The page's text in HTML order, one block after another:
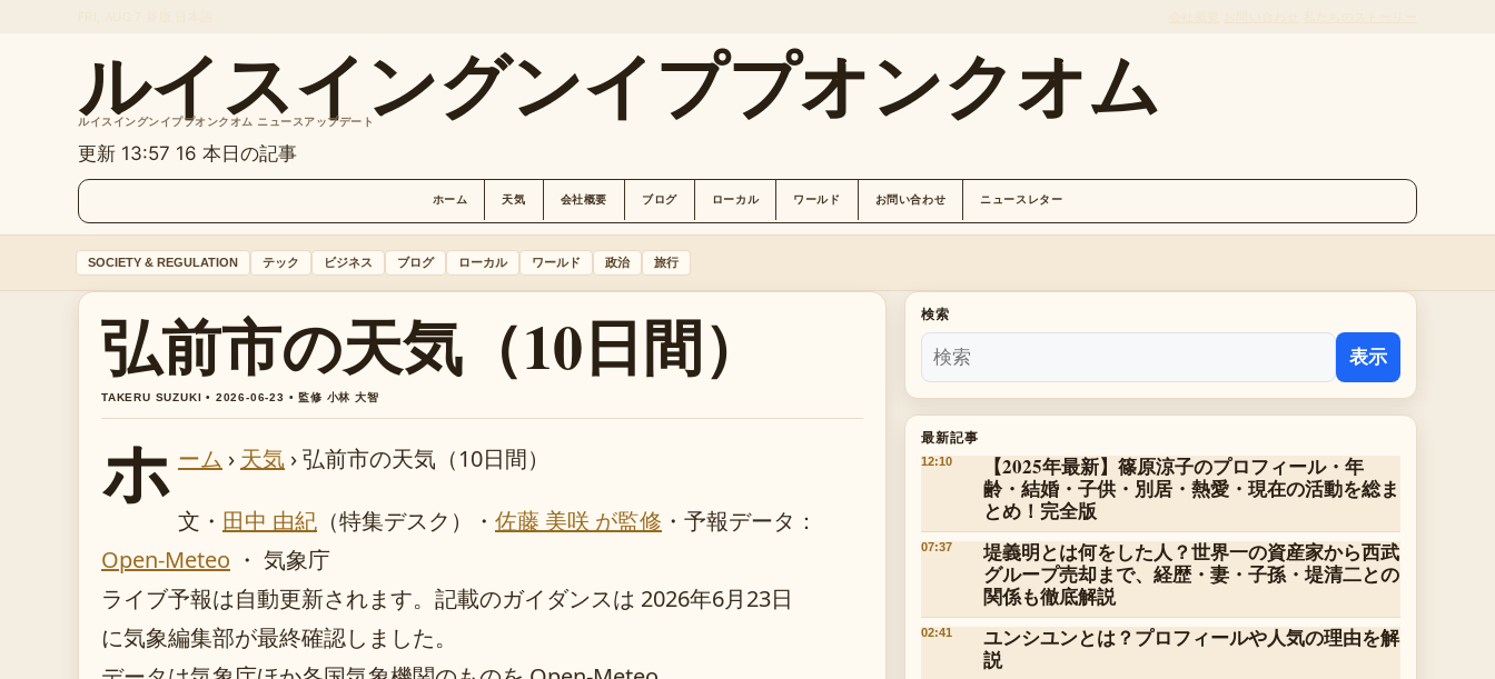
ルイスイングンイププオンクオム
ルイスイングンイププオンクオム ニュースアップデート
更新 13:57 16 本日の記事
ホーム 天気 会社概要 ブログ ローカル ワールド お問い合わせ ニュースレター
SOCIETY & REGULATION テック ビジネス ブログ ローカル ワールド 政治 旅行
弘前市の天気（10日間）
TAKERU SUZUKI • 2026-06-23 • 監修 小林 大智
ホ ーム › 天気 ›弘前市の天気（10日間）
文・ 田中 由紀 （特集デスク） ・ 佐藤 美咲 が監修 ・ 予報データ：
Open-Meteo ・ 気象庁
ライブ予報は自動更新されます。記載のガイダンスは 2026年6月23日
に気象編集部が最終確認しました。
検索
表示
最新記事
12:10
【2025年最新】篠原涼子のプロフィール・年
齢・結婚・子供・別居・熱愛・現在の活動を総ま
とめ！完全版
07:37
堤義明とは何をした人？世界一の資産家から西武
グループ売却まで、経歴・妻・子孫・堤清二との
関係も徹底解説
02:41
ユンシユンとは？プロフィールや人気の理由を解
説